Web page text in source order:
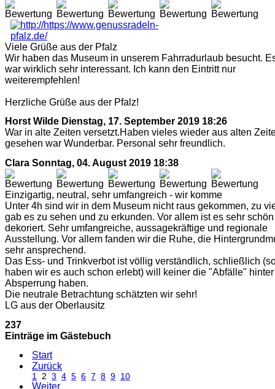
Viele Grüße aus der Pfalz
Wir haben das Museum in unserem Fahrradurlaub besucht.
war wirklich sehr interessant. Ich kann den Eintritt nur
weiterempfehlen!
Herzliche Grüße aus der Pfalz!
Horst Wilde Dienstag, 17. September 2019 18:26
War in alte Zeiten versetzt.Haben vieles wieder aus alten
gesehen war Wunderbar. Personal sehr freundlich.
Clara Sonntag, 04. August 2019 18:38
Einzigartig, neutral, sehr umfangreich - wir komme
Unter 4h sind wir in dem Museum nicht raus gekommen, zu
gab es zu sehen und zu erkunden. Vor allem ist es sehr schön
dekoriert. Sehr umfangreiche, aussagekräftige und regionale
Ausstellung. Vor allem fanden wir die Ruhe, die
sehr ansprechend.
Das Ess- und Trinkverbot ist völlig verständlich, schließlich
haben wir es auch schon erlebt) will keiner die "Abfälle"
Absperrung haben.
Die neutrale Betrachtung schätzten wir sehr!
LG aus der Oberlausitz
237
Einträge im Gästebuch
Start
Zurück
1 2 3 4 5 6 7 8 9 10
Weiter